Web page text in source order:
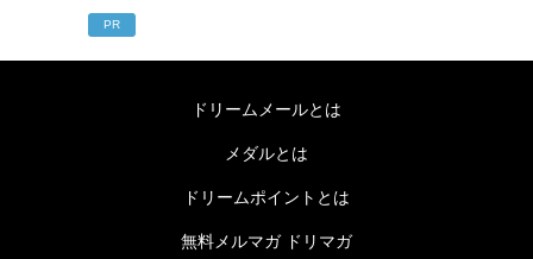
PR
ドリームメールとは
メダルとは
ドリームポイントとは
無料メルマガ ドリマガ